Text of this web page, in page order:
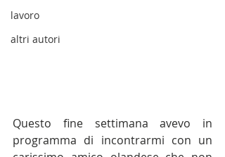
lavoro
altri autori
Questo fine settimana avevo in
programma di incontrarmi con un